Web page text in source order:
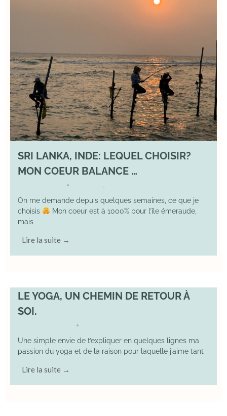
SRI LANKA, INDE: LEQUEL CHOISIR?
MON COEUR BALANCE …
•
On me demande depuis quelques semaines, ce que je
choisis
Mon coeur est à 1000% pour l’île émeraude,
mais
Lire la suite →
LE YOGA, UN CHEMIN DE RETOUR À
SOI.
•
Une simple envie de t’expliquer en quelques lignes ma
passion du yoga et de la raison pour laquelle j’aime tant
Lire la suite →